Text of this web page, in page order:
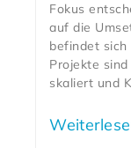
Fokus
auf die
befindet
Projekte
skaliert und